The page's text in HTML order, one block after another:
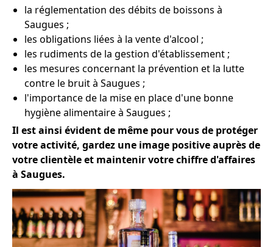
la réglementation des débits de boissons à
Saugues ;
les obligations liées à la vente d'alcool ;
les rudiments de la gestion d'établissement ;
les mesures concernant la prévention et la lutte
contre le bruit à Saugues ;
l'importance de la mise en place d'une bonne
hygiène alimentaire à Saugues ;
Il est ainsi évident de même pour vous de protéger
votre activité, gardez une image positive auprès de
votre clientèle et maintenir votre chiffre d'affaires
à Saugues.